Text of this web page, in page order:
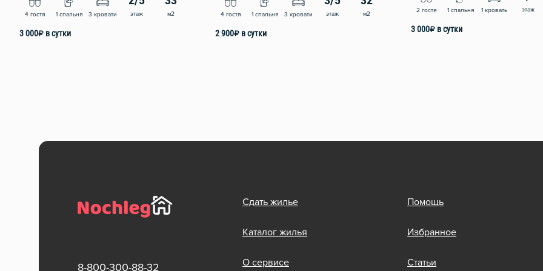
4 гостя 1 спальня 3 кровати этаж м2
3 000₽ в сутки
4 гостя 1 спальня 3 кровати этаж м2
2 900₽ в сутки
2 гостя 1 спальня 1 кровать этаж
3 000₽ в сутки
8-800-300-88-32
Сдать жилье
Каталог жилья
О сервисе
Помощь
Избранное
Статьи